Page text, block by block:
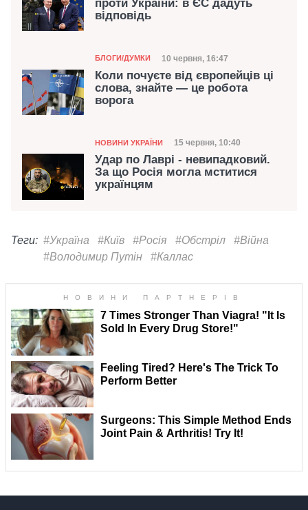
проти України: в ЄС дадуть
відповідь
Категорія
БЛОГИ/ДУМКИ Дата публікації
10 червня, 16:47
Коли почуєте від європейців ці
слова, знайте — це робота
ворога
Категорія
НОВИНИ УКРАЇНИ Дата публікації
15 червня, 10:40
Удар по Лаврі - невипадковий.
За що Росія могла мститися
українцям
Теги: #Україна #Київ #Росія #Обстріл
#Війна
#Володимир Путін
#Каллас